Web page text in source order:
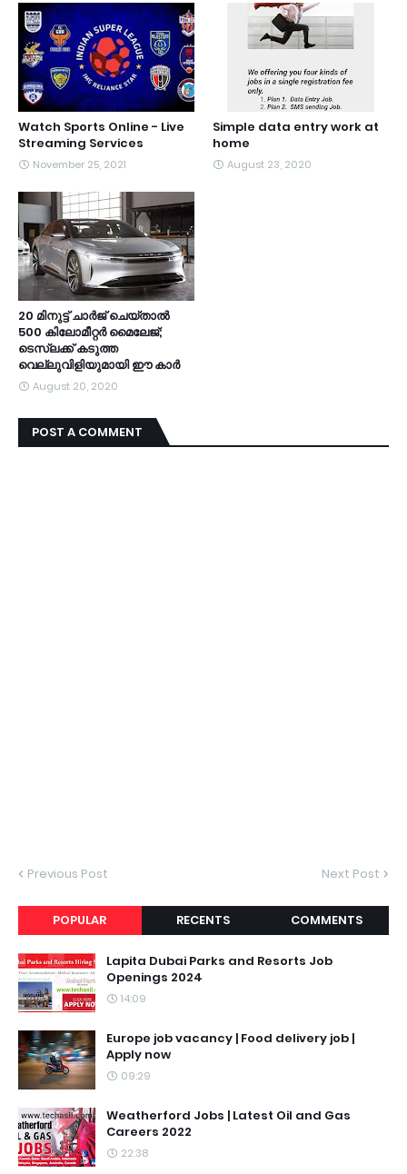
Watch Sports Online - Live
Streaming Services
November 25, 2021
Simple data entry work at
home
August 23, 2020
20 മിനുട്ട് ചാര്‍ജ് ചെയ്താല്‍
500 കിലോമീറ്റര്‍ മൈലേജ്;
ടെസ്ലക്ക് കടുത്ത
വെല്ലുവിളിയുമായി ഈ കാര്‍
August 20, 2020
POST A COMMENT
Previous Post Next Post
POPULAR RECENTS COMMENTS
Lapita Dubai Parks and Resorts Job
Openings 2024
14:09
Europe job vacancy | Food delivery job |
Apply now
09:29
Weatherford Jobs | Latest Oil and Gas
Careers 2022
22:38